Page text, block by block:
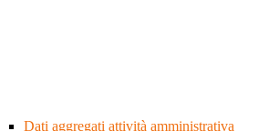
Dati aggregati attività amministrativa